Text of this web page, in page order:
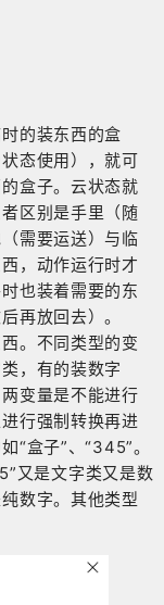
的装东西的盒
态使用），就可
盒子。云状态就
区别是手里（随
需要运送）与临
，动作运行时才
也装着需要的东
再放回去）。
。不同类型的变
，有的装数字
变量是不能进行
行强制转换再进
“盒子”、“345”。
又是文字类又是数
数字。其他类型